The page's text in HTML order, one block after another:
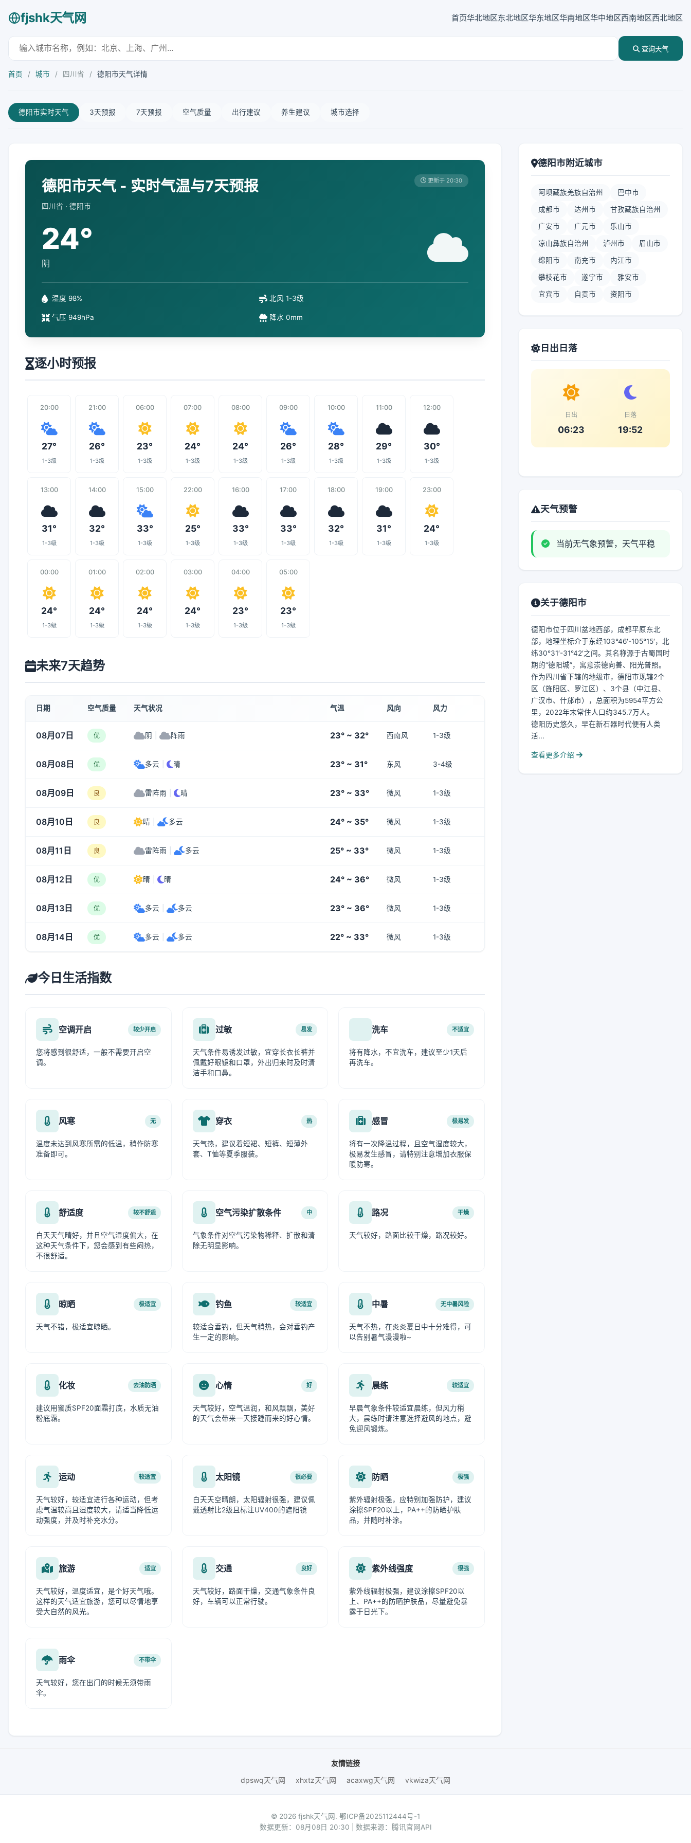
fjshk天气网 首页华北地区东北地区华东地区华南地区华中地区西南地区西北地区
查询天气
首页 / 城市 / 四川省 / 德阳市天气详情
德阳市实时天气 3天预报 7天预报 空气质量 出行建议 养生建议 城市选择
德阳市天气 - 实时气温与7天预报
四川省 · 德阳市
更新于 20:30
24°
阴
湿度 98% 北风 1-3级
气压 949hPa 降水 0mm
逐小时预报
20:00
27°
1-3级
21:00
26°
1-3级
06:00
23°
1-3级
07:00
24°
1-3级
08:00
24°
1-3级
09:00
26°
1-3级
10:00
28°
1-3级
11:00
29°
1-3级
12:00
30°
1-3级
13:00
31°
1-3级
14:00
32°
1-3级
15:00
33°
1-3级
22:00
25°
1-3级
16:00
33°
1-3级
17:00
33°
1-3级
18:00
32°
1-3级
19:00
31°
1-3级
23:00
24°
1-3级
00:00
24°
1-3级
01:00
24°
1-3级
02:00
24°
1-3级
03:00
24°
1-3级
04:00
23°
1-3级
05:00
23°
1-3级
未来7天趋势
日期 空气质量 天气状况 气温 风向 风力
08月07日 优 阴 阵雨 23° ~ 32° 西南风 1-3级
08月08日 优 多云 晴 23° ~ 31° 东风 3-4级
08月09日 良 雷阵雨 晴 23° ~ 33° 微风 1-3级
08月10日 良 晴 多云 24° ~ 35° 微风 1-3级
08月11日 良 雷阵雨 多云 25° ~ 33° 微风 1-3级
08月12日 优 晴 晴 24° ~ 36° 微风 1-3级
08月13日 优 多云 多云 23° ~ 36° 微风 1-3级
08月14日 优 多云 多云 22° ~ 33° 微风 1-3级
今日生活指数
空调开启 较少开启
您将感到很舒适，一般不需要开启空
调。
过敏 易发
天气条件易诱发过敏，宜穿长衣长裤并
佩戴好眼镜和口罩，外出归来时及时清
洁手和口鼻。
洗车 不适宜
将有降水，不宜洗车，建议至少1天后
再洗车。
风寒 无
温度未达到风寒所需的低温，稍作防寒
准备即可。
穿衣 热
天气热，建议着短裙、短裤、短薄外
套、T恤等夏季服装。
感冒 极易发
将有一次降温过程，且空气湿度较大，
极易发生感冒，请特别注意增加衣服保
暖防寒。
舒适度 较不舒适
白天天气晴好，并且空气湿度偏大，在
这种天气条件下，您会感到有些闷热，
不很舒适。
空气污染扩散条件 中
气象条件对空气污染物稀释、扩散和清
除无明显影响。
路况 干燥
天气较好，路面比较干燥，路况较好。
晾晒 极适宜
天气不错，极适宜晾晒。
钓鱼 较适宜
较适合垂钓，但天气稍热，会对垂钓产
生一定的影响。
中暑 无中暑风险
天气不热，在炎炎夏日中十分难得，可
以告别暑气漫漫啦~
化妆 去油防晒
建议用蜜质SPF20面霜打底，水质无油
粉底霜。
心情 好
天气较好，空气温润，和风飘飘，美好
的天气会带来一天接踵而来的好心情。
晨练 较适宜
早晨气象条件较适宜晨练，但风力稍
大，晨练时请注意选择避风的地点，避
免迎风锻炼。
运动 较适宜
天气较好，较适宜进行各种运动，但考
虑气温较高且湿度较大，请适当降低运
动强度，并及时补充水分。
太阳镜 很必要
白天天空晴朗，太阳辐射很强，建议佩
戴透射比2级且标注UV400的遮阳镜
防晒 极强
紫外辐射极强，应特别加强防护，建议
涂擦SPF20以上，PA++的防晒护肤
品，并随时补涂。
旅游 适宜
天气较好，温度适宜，是个好天气哦。
这样的天气适宜旅游，您可以尽情地享
受大自然的风光。
交通 良好
天气较好，路面干燥，交通气象条件良
好，车辆可以正常行驶。
紫外线强度 很强
紫外线辐射极强，建议涂擦SPF20以
上、PA++的防晒护肤品，尽量避免暴
露于日光下。
雨伞 不带伞
天气较好，您在出门的时候无须带雨
伞。
德阳市附近城市
阿坝藏族羌族自治州 巴中市
成都市 达州市 甘孜藏族自治州
广安市 广元市 乐山市
凉山彝族自治州 泸州市 眉山市
绵阳市 南充市 内江市
攀枝花市 遂宁市 雅安市
宜宾市 自贡市 资阳市
日出日落
日出
06:23
日落
19:52
天气预警
当前无气象预警，天气平稳
关于德阳市
德阳市位于四川盆地西部，成都平原东北
部，地理坐标介于东经103°46′-105°15′，北
纬30°31′-31°42′之间。其名称源于古蜀国时
期的“德阳城”，寓意崇德向善、阳光普照。
作为四川省下辖的地级市，德阳市现辖2个
区（旌阳区、罗江区）、3个县（中江县、
广汉市、什邡市），总面积为5954平方公
里，2022年末常住人口约345.7万人。
德阳历史悠久，早在新石器时代便有人类
活...
查看更多介绍
友情链接
dpswq天气网
xhxtz天气网 acaxwg天气网 vkwiza天气网
© 2026 fjshk天气网. 鄂ICP备2025112444号-1
数据更新：08月08日 20:30 | 数据来源：腾讯官网API